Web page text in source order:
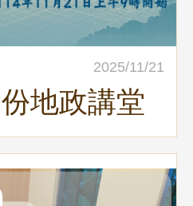
2025/11/21
地政講堂
與縱谷的
地籍整合
成果」